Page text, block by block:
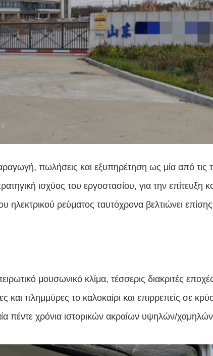
πωλήσεις και εξυπηρέτηση ως μία από τις
ισχύος του εργοστασίου, για την
ηλεκτρικού ρεύματος ταυτόχρονα βελτιώνει
μουσωνικό κλίμα, τέσσερις διακριτές
και πλημμύρες το καλοκαίρι και επιρρεπείς σε
πέντε χρόνια ιστορικών ακραίων υψηλών/